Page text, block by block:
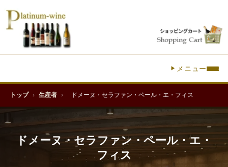
メニュー
トップ › 生産者 › ドメーヌ・セラファン・ペール・エ・フィス
ドメーヌ・セラファン・ペール・エ・
フィス